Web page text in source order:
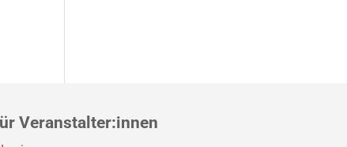
Veranstalter:innen